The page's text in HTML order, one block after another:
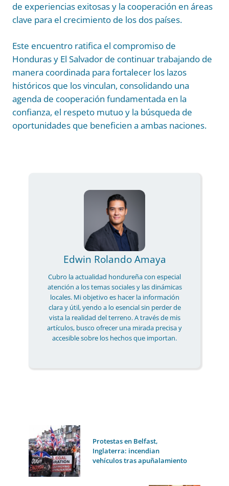
de experiencias exitosas y la cooperación en áreas
clave para el crecimiento de los dos países.
Este encuentro ratifica el compromiso de
Honduras y El Salvador de continuar trabajando de
manera coordinada para fortalecer los lazos
históricos que los vinculan, consolidando una
agenda de cooperación fundamentada en la
confianza, el respeto mutuo y la búsqueda de
oportunidades que beneficien a ambas naciones.
Edwin Rolando Amaya
Cubro la actualidad hondureña con especial
atención a los temas sociales y las dinámicas
locales. Mi objetivo es hacer la información
clara y útil, yendo a lo esencial sin perder de
vista la realidad del terreno. A través de mis
artículos, busco ofrecer una mirada precisa y
accesible sobre los hechos que importan.
Protestas en Belfast,
Inglaterra: incendian
vehículos tras apuñalamiento